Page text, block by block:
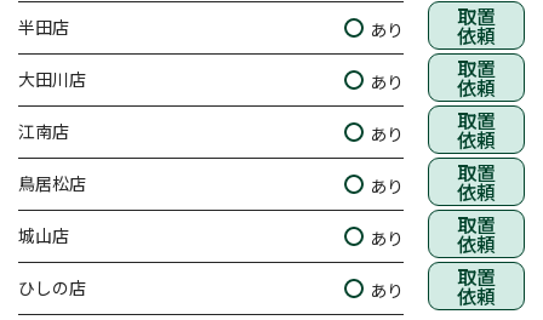
半田店 あり 取置
依頼
大田川店 あり 取置
依頼
江南店 あり 取置
依頼
鳥居松店 あり 取置
依頼
城山店 あり 取置
依頼
ひしの店 あり 取置
依頼